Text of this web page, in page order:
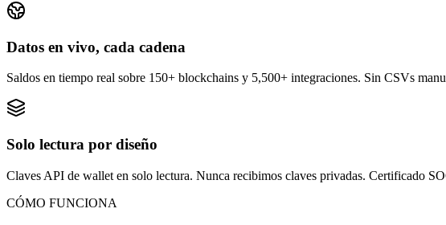
Datos en vivo, cada cadena
Saldos en tiempo real sobre 150+ blockchains y 5,500+ integraciones. Sin CSVs
Solo lectura por diseño
Claves API de wallet en solo lectura. Nunca recibimos claves privadas. Certificado
CÓMO FUNCIONA